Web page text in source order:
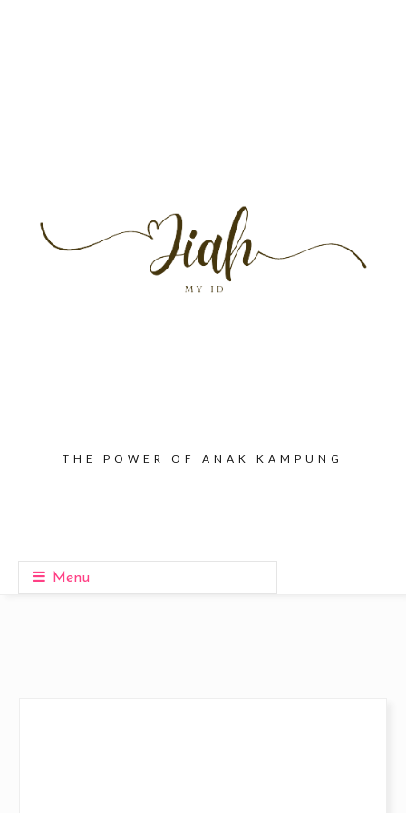
THE POWER OF ANAK KAMPUNG
Menu